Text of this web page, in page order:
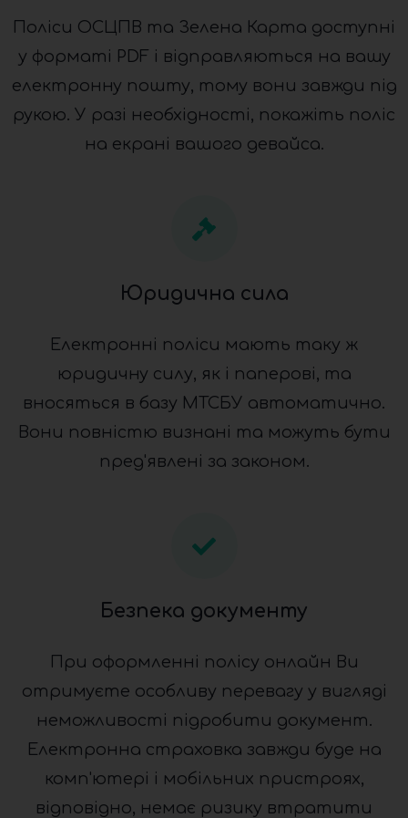
Поліси ОСЦПВ та Зелена Карта доступні
у форматі PDF і відправляються на вашу
електронну пошту, тому вони завжди під
рукою. У разі необхідності, покажіть поліс
на екрані вашого девайса.
Юридична сила
Електронні поліси мають таку ж
юридичну силу, як і паперові, та
вносяться в базу МТСБУ автоматично.
Вони повністю визнані та можуть бути
пред'явлені за законом.
Безпека документу
При оформленні полісу онлайн Ви
отримуєте особливу перевагу у вигляді
неможливості підробити документ.
Електронна страховка завжди буде на
комп'ютері і мобільних пристроях,
відповідно, немає ризику втратити